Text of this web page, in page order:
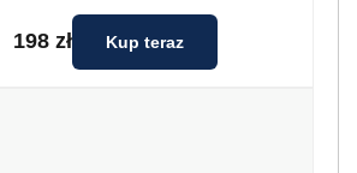
198 zł Kup teraz